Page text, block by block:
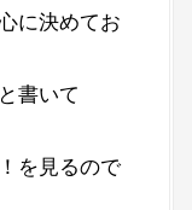
に決めてお
書いて
を見るので